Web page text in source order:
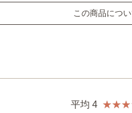
この商品につ
平均 4